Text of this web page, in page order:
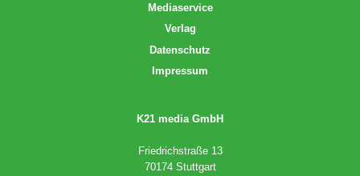
Mediaservice
Verlag
Datenschutz
Impressum
K21 media GmbH
Friedrichstraße 13
70174 Stuttgart